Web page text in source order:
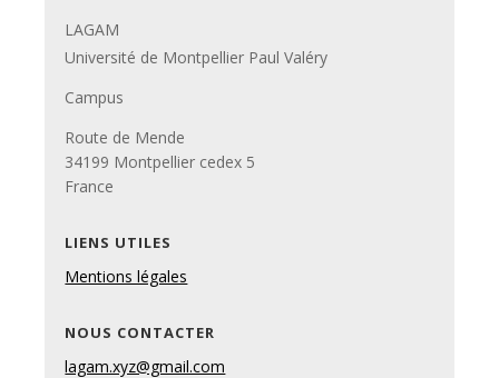
LAGAM
Université de Montpellier Paul Valéry
Campus
Route de Mende
34199 Montpellier cedex 5
France
LIENS UTILES
Mentions légales
NOUS CONTACTER
lagam.xyz@gmail.com